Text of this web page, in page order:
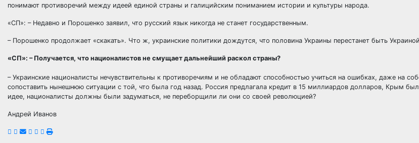
понимают противоречий между идеей единой страны и галицийским пониманием истории и культуры народа.
«СП»: – Недавно и Порошенко заявил, что русский язык никогда не станет государственным.
– Порошенко продолжает «скакать». Что ж, украинские политики дождутся, что половина Украины перестанет быть
«СП»: – Получается, что националистов не смущает дальнейший раскол страны?
– Украинские националисты нечувствительны к противоречиям и не обладают способностью учиться на ошибках, даже на
сопоставить нынешнюю ситуации с той, что была год назад. Россия предлагала кредит в 15 миллиардов долларов, Крым
идее, националисты должны были задуматься, не переборщили ли они со своей революцией?
Андрей Иванов